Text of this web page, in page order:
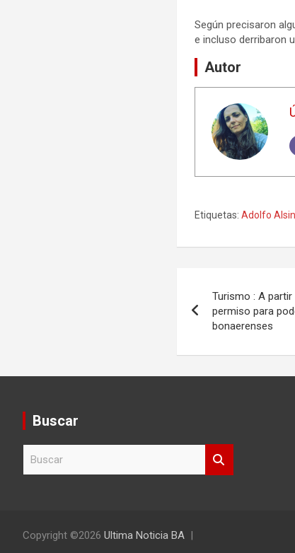
Según precisaron
e incluso derribaron
Autor
Etiquetas: Adolfo
de
Turismo : A
permiso para
bonaerenses
Buscar
Copyright ©2026 Ultima Noticia BA